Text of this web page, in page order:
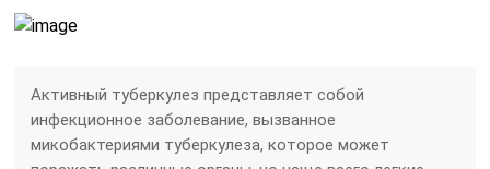
Активный туберкулез представляет собой
инфекционное заболевание, вызванное
микобактериями туберкулеза, которое может